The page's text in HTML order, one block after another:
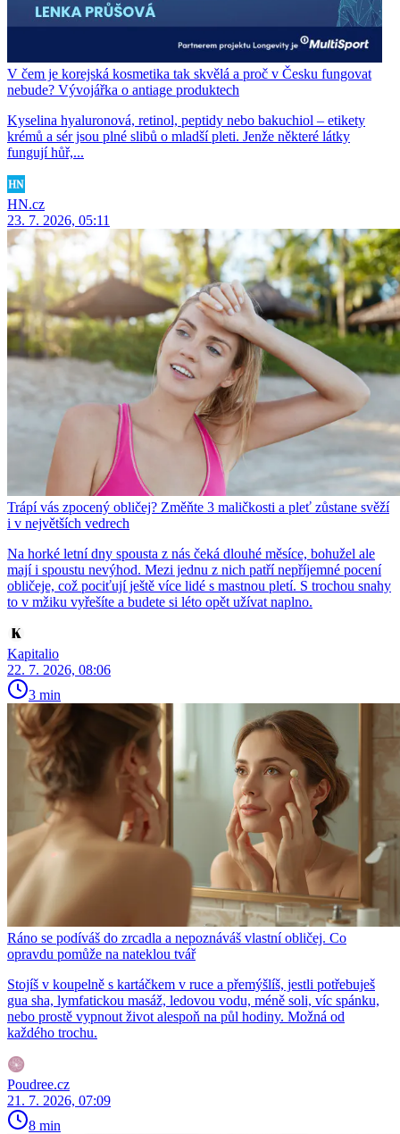
V čem je korejská kosmetika tak skvělá a proč v Česku fungovat
nebude? Vývojářka o antiage produktech
Kyselina hyaluronová, retinol, peptidy nebo bakuchiol – etikety
krémů a sér jsou plné slibů o mladší pleti. Jenže některé látky
fungují hůř,...
HN.cz
23. 7. 2026, 05:11
Trápí vás zpocený obličej? Změňte 3 maličkosti a pleť zůstane svěží
i v největších vedrech
Na horké letní dny spousta z nás čeká dlouhé měsíce, bohužel ale
mají i spoustu nevýhod. Mezi jednu z nich patří nepříjemné pocení
obličeje, což pociťují ještě více lidé s mastnou pletí. S trochou snahy
to v mžiku vyřešíte a budete si léto opět užívat naplno.
Kapitalio
22. 7. 2026, 08:06
3 min
Ráno se podíváš do zrcadla a nepoznáváš vlastní obličej. Co
opravdu pomůže na nateklou tvář
Stojíš v koupelně s kartáčkem v ruce a přemýšlíš, jestli potřebuješ
gua sha, lymfatickou masáž, ledovou vodu, méně soli, víc spánku,
nebo prostě vypnout život alespoň na půl hodiny. Možná od
každého trochu.
Poudree.cz
21. 7. 2026, 07:09
8 min